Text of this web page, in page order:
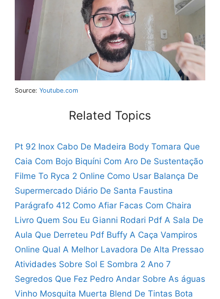
Source: Youtube.com
Related Topics
Pt 92 Inox Cabo De Madeira Body Tomara Que
Caia Com Bojo Biquíni Com Aro De Sustentação
Filme To Ryca 2 Online Como Usar Balança De
Supermercado Diário De Santa Faustina
Parágrafo 412 Como Afiar Facas Com Chaira
Livro Quem Sou Eu Gianni Rodari Pdf A Sala De
Aula Que Derreteu Pdf Buffy A Caça Vampiros
Online Qual A Melhor Lavadora De Alta Pressao
Atividades Sobre Sol E Sombra 2 Ano 7
Segredos Que Fez Pedro Andar Sobre As águas
Vinho Mosquita Muerta Blend De Tintas Bota